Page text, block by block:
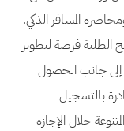
المسافر الذكي.
الطلبة فرصة لتطوير
إلى جانب الحصول
بالتسجيل
خلال الإجازة